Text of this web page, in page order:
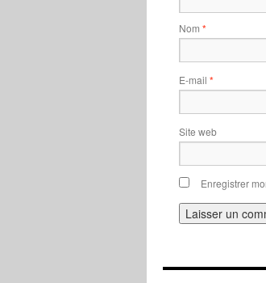
Nom *
E-mail *
Site web
Enregistrer